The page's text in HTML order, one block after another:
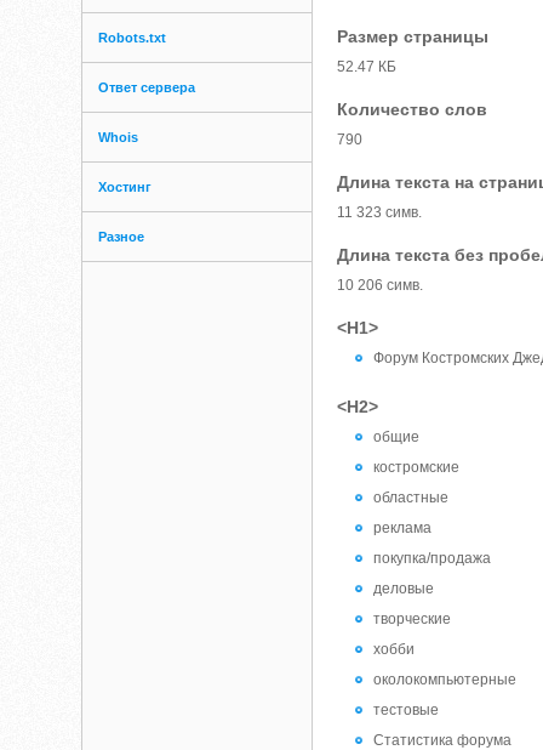
Robots.txt
Ответ сервера
Whois
Хостинг
Разное
Размер страницы
52.47 КБ
Количество слов
790
Длина текста на
11 323 симв.
Длина текста без
10 206 симв.
<H1>
Форум Костромских
<H2>
общие
костромские
областные
реклама
покупка/продажа
деловые
творческие
хобби
околокомпьютерные
тестовые
Статистика форума